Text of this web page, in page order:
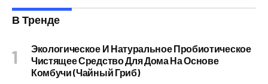
В Тренде
Экологическое И Натуральное Пробиотическое
Чистящее Средство Для Дома На Основе
Комбучи (чайный Гриб)